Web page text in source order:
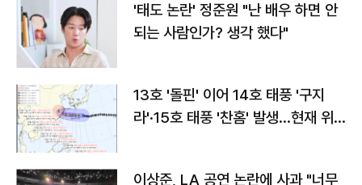
'태도 논란' 정준원 "난 배우 하면 안
되는 사람인가? 생각 했다"
13호 '돌핀' 이어 14호 태풍 '구지
라'·15호 태풍 '찬홈' 발생…현재 위
이상준, LA 공연 논란에 사과 "너무